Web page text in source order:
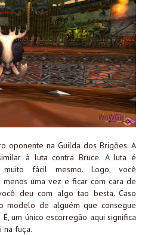
oponente na Guilda dos Brigões. A
à luta contra Bruce. A luta é
fácil mesmo. Logo, você
uma vez e ficar com cara de
deu com algo tao besta. Caso
modelo de alguém que consegue
um único escorregão aqui significa
na fuça.